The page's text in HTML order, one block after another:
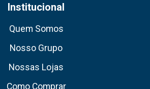
Institucional
Quem Somos
Nosso Grupo
Nossas Lojas
Como Comprar